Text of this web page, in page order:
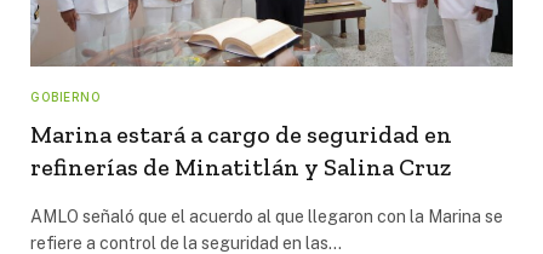
GOBIERNO
Marina estará a cargo de seguridad en
refinerías de Minatitlán y Salina Cruz
AMLO señaló que el acuerdo al que llegaron con la Marina se
refiere a control de la seguridad en las…